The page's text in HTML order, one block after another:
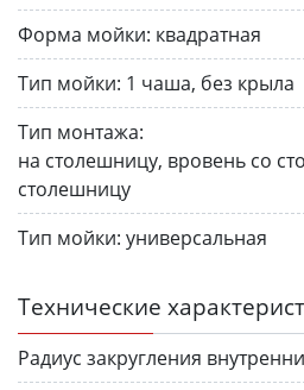
Форма мойки: квадратная
Тип мойки: 1 чаша, без крыла
Тип монтажа:
на столешницу, вровень со
столешницу
Тип мойки: универсальная
Технические
Радиус закругления